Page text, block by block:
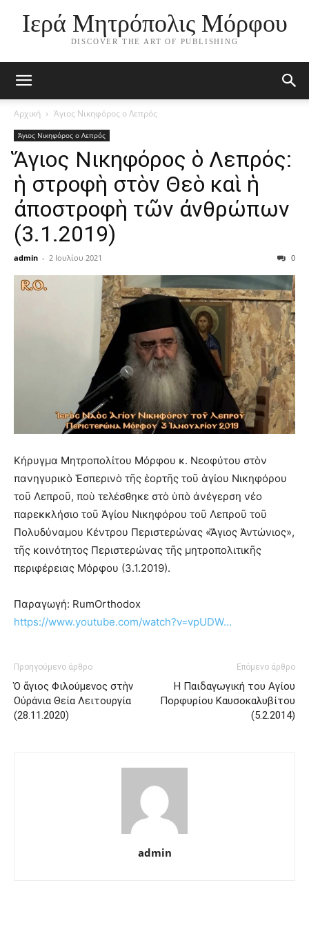
Ιερά Μητρόπολις Μόρφου
DISCOVER THE ART OF PUBLISHING
Αρχική Άγιος Νικηφόρος ο Λεπρός
Άγιος Νικηφόρος ο Λεπρός
Ἅγιος Νικηφόρος ὁ Λεπρός:
ἡ στροφὴ στὸν Θεὸ καὶ ἡ
ἀποστροφὴ τῶν ἀνθρώπων
(3.1.2019)
admin - 2 Ιουλίου 2021 0
Κήρυγμα Μητροπολίτου Μόρφου κ. Νεοφύτου στὸν
πανηγυρικὸ Ἑσπερινὸ τῆς ἑορτῆς τοῦ ἁγίου Νικηφόρου
τοῦ Λεπροῦ, ποὺ τελέσθηκε στὸ ὑπὸ ἀνέγερση νέο
παρεκκλήσιο τοῦ Ἁγίου Νικηφόρου τοῦ Λεπροῦ τοῦ
Πολυδύναμου Κέντρου Περιστερώνας «Ἅγιος Ἀντώνιος»,
τῆς κοινότητος Περιστερώνας τῆς μητροπολιτικῆς
περιφέρειας Μόρφου (3.1.2019).
Παραγωγή: RumOrthodox
https://www.youtube.com/watch?v=vpUDW…
Προηγούμενο άρθρο
Ὁ ἅγιος Φιλούμενος στὴν
Οὐράνια Θεία Λειτουργία
(28.11.2020)
Επόμενο άρθρο
Η Παιδαγωγική του Αγίου
Πορφυρίου Καυσοκαλυβίτου
(5.2.2014)
admin